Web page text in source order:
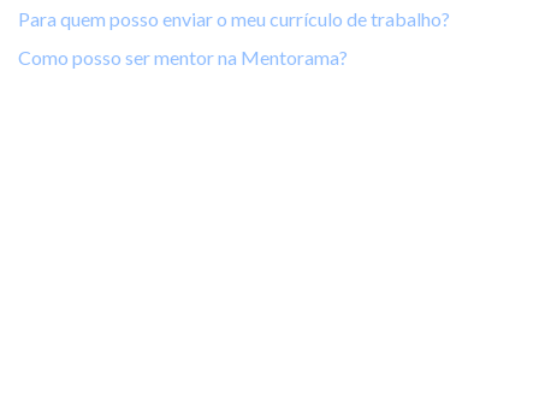
Para quem posso enviar o meu currículo de trabalho?
Como posso ser mentor na Mentorama?